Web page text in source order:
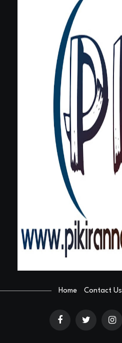
Home Contact Us